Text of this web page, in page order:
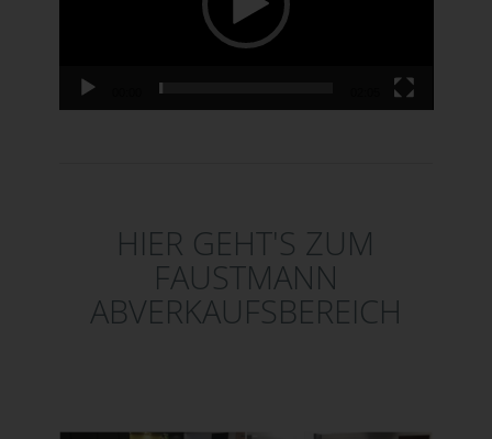
HIER GEHT'S ZUM
FAUSTMANN
ABVERKAUFSBEREICH